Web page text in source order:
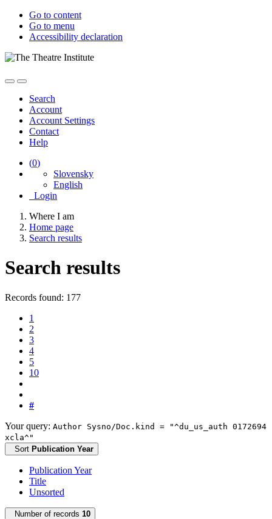
Go to content
Go to menu
Accessibility declaration
Search
Account
Account Settings
Contact
Help
(0)
Slovensky
English
Login
Where I am
Home page
Search results
Search results
Records found: 177
1
2
3
4
5
10
#
Your query: Author Sysno/Doc.kind = "^du_us_auth 0172694
xcla^"
Sort Publication Year
Publication Year
Title
Unsorted
Number of records 10